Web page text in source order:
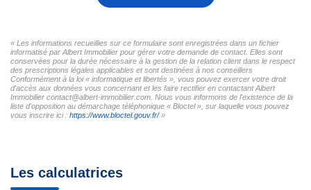
« Les informations recueillies sur ce formulaire sont enregistrées dans un fichier
informatisé par Albert Immobilier pour gérer votre demande de contact. Elles sont
conservées pour la durée nécessaire à la gestion de la relation client dans le respect
des prescriptions légales applicables et sont destinées à nos conseillers
Conformément à la loi « informatique et libertés », vous pouvez exercer votre droit
d'accès aux données vous concernant et les faire rectifier en contactant Albert
Immobilier contact@albert-immobilier.com. Nous vous informons de l'existence de la
liste d'opposition au démarchage téléphonique « Bloctel », sur laquelle vous pouvez
vous inscrire ici : https://www.bloctel.gouv.fr/»
Les calculatrices